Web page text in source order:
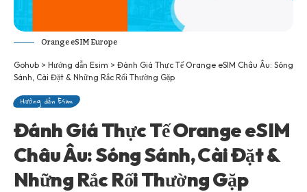
Orange eSIM Europe
Gohub > Hướng dẫn Esim > Đánh Giá Thực Tế Orange eSIM Châu Âu: Sóng
Sánh, Cài Đặt & Những Rắc Rối Thường Gặp
Hướng dẫn Esim
Đánh Giá Thực Tế Orange eSIM
Châu Âu: Sóng Sánh, Cài Đặt &
Những Rắc Rối Thường Gặp